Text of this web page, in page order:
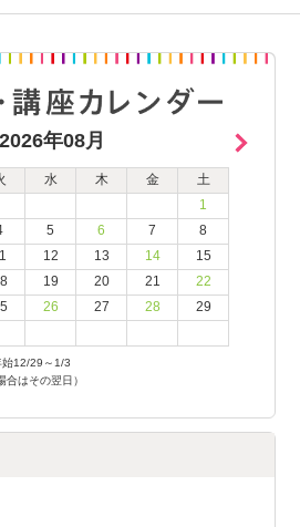
2026年08月
水 木 金
土
1
5 6 7
8
12 13 14
15
19 20 21
22
26 27 28
29
始12/29～1/3
合はその翌日）